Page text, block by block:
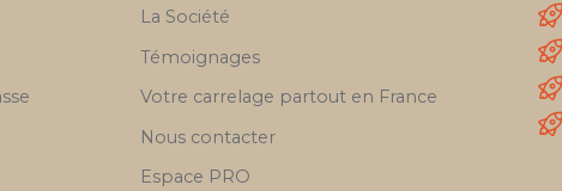
La Société
Témoignages
Votre carrelage partout en France
Nous contacter
Espace PRO